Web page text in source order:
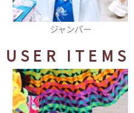
ヘアピン
USER ITEMS